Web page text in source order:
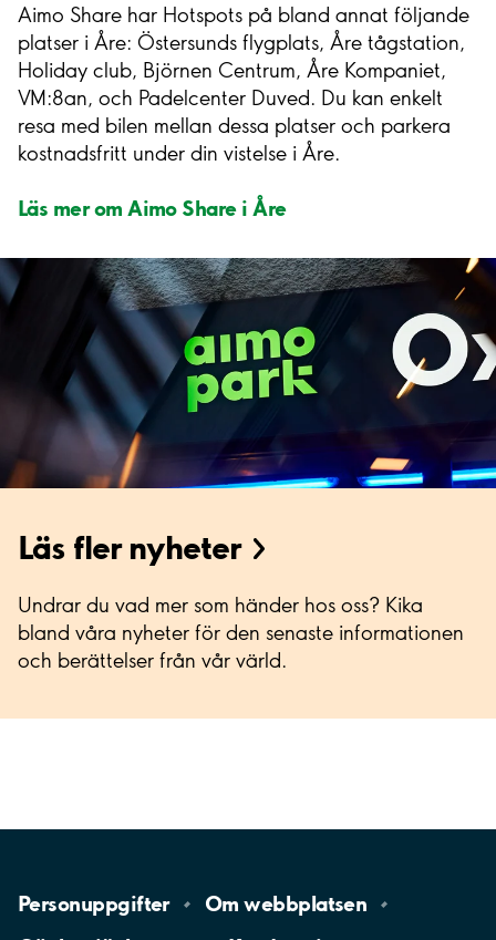
Aimo Share har Hotspots på bland annat följande
platser i Åre: Östersunds flygplats, Åre tågstation,
Holiday club, Björnen Centrum, Åre Kompaniet,
VM:8an, och Padelcenter Duved. Du kan enkelt
resa med bilen mellan dessa platser och parkera
kostnadsfritt under din vistelse i Åre.
Läs mer om Aimo Share i Åre
Läs fler nyheter
Undrar du vad mer som händer hos oss? Kika
bland våra nyheter för den senaste informationen
och berättelser från vår värld.
Personuppgifter Omwebbplatsen